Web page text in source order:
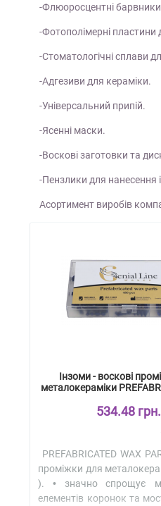
-Флюоросцентні
-Фотополімерні пластини
-Стоматологічні сплави
-Адгезиви для кераміки.
-Універсальний припій.
-Ясенні маски.
-Воскові заготовки та
-Пензлики для нанесення
Асортимент виробів
Інзоми - воскові
металокераміки
534.48 грн.
PREFABRICATED WAX
проміжки для
). • значно спрощує
елементів коронок та